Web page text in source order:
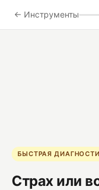
← Инструменты
БЫСТРАЯ
Страх или